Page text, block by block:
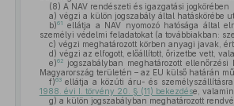
(8) A NAV rendészeti és igazgatási jogkörében
a) végzi a külön jogszabály által hatáskörébe
b)61
ellátja a NAV nyomozó hatósága által
személyi védelmi feladatokat (a továbbiakban:
c) végzi meghatározott körben anyagi javak,
d) végzi az elfogott, előállított, őrizetbe vett,
e)62
jogszabályban meghatározott
Magyarország területén – az EU külső határán
f)63ellátja a közúti áru- és személyszállításra
1988. évi I. törvény 20. § (11) bekezdése,
g) a külön jogszabályban meghatározott